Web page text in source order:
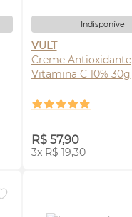
Indisponível
VULT
Creme Antioxidante
Vitamina C 10% 30g
R$ 57,90
3x R$ 19,30